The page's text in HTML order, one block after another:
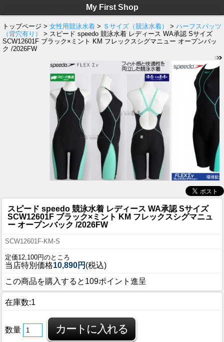
My First Shop
トップページ > 女性用競泳水着 > Ｓサイズ（競泳水着） > ハーフスパッツ
（背穴有り）
> スピード speedo 競泳水着 レディース WA承認 Sサイズ
SCW12601F ブラック×ミント KM フレックスシグマニュー オープンバッ
ク /2026FW
スピード speedo 競泳水着 レディース WA承認 Sサイズ
SCW12601F ブラック×ミント KM フレックスシグマニュ
ー オープンバック /2026FW
SCW12601F-KM-S
定価12,100円のところ
当店特別価格10,890円 (税込)
この商品を購入すると109ポイント進呈
在庫数:1
数量